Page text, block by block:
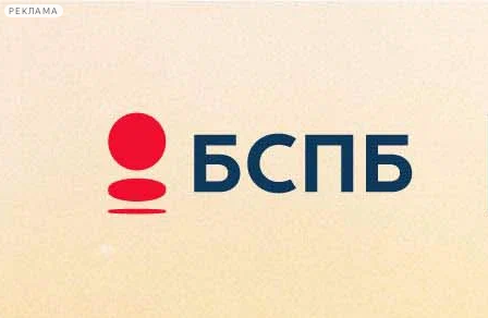
РЕКЛАМА
Сегодня:
2026.08.07
09:18
Афиша Plus